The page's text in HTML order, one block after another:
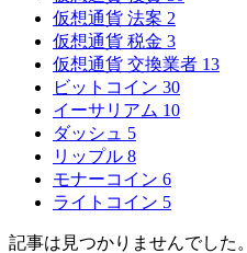
仮想通貨 法案 2
仮想通貨 税金 3
仮想通貨 交換業者 13
ビットコイン 30
イーサリアム 10
ダッシュ 5
リップル 8
モナーコイン 6
ライトコイン 5
記事は見つかりませんでした。